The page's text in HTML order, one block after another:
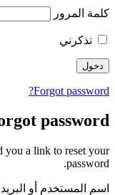
كلمة المرور
تذكرني
Forgot password?
password?
you a link to reset your
password.
اسم المستخدم أو البريد